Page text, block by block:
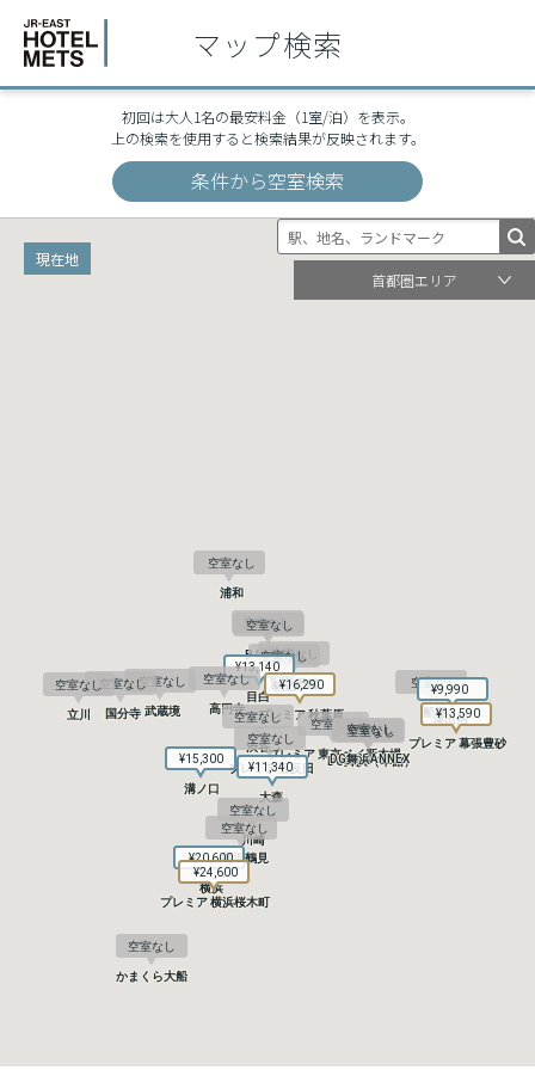
マップ検索
初回は大人1名の最安料金（1室/泊）を表示。
上の検索を使用すると検索結果が反映されます。
条件から空室検索
空室なし
渋谷
¥13,140
目白
空室なし
駒込
¥16,290
プレミア 秋葉原
空室なし
プレミア 五反田
空室なし
高円寺
空室なし
武蔵境
空室なし
国分寺
空室なし
立川
空室なし
プレミア 東京ベイ新木場
空室なし
赤羽
¥11,340
大森
空室なし
川崎
空室なし
横浜鶴見
¥20,600
横浜
¥24,600
プレミア 横浜桜木町
¥15,300
溝ノ口
空室なし
かまくら大船
空室なし
浦和
空室なし
船橋
¥9,990
津田沼
¥13,590
プレミア 幕張豊砂
空室なし
B4T 赤羽
空室なし
B4T 田端
空室なし
DG舞浜（本館）
空室なし
DG舞浜ANNEX
空室なし
渋谷
¥13,140
目白
空室なし
駒込
¥16,290
プレミア 秋葉原
空室なし
プレミア 五反田
空室なし
高円寺
空室なし
武蔵境
空室なし
国分寺
空室なし
立川
空室なし
プレミア 東京ベイ新木場
空室なし
赤羽
¥11,340
大森
空室なし
川崎
空室なし
横浜鶴見
¥20,600
横浜
¥24,600
プレミア 横浜桜木町
¥15,300
溝ノ口
空室なし
かまくら大船
空室なし
浦和
空室なし
船橋
¥9,990
津田沼
¥13,590
プレミア 幕張豊砂
空室なし
B4T 赤羽
空室なし
B4T 田端
空室なし
DG舞浜（本館）
空室なし
DG舞浜ANNEX
首都圏エリア
現在地